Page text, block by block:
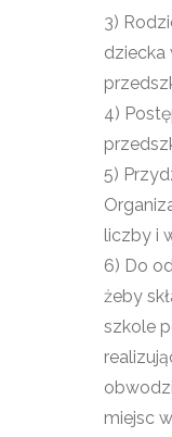
3)
dziecka
4)
5)
liczby i
6) Do
żeby
szkole
miejsc